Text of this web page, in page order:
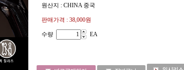
원산지 : CHINA 중국
판매가격 : 38,000원
수량 EA